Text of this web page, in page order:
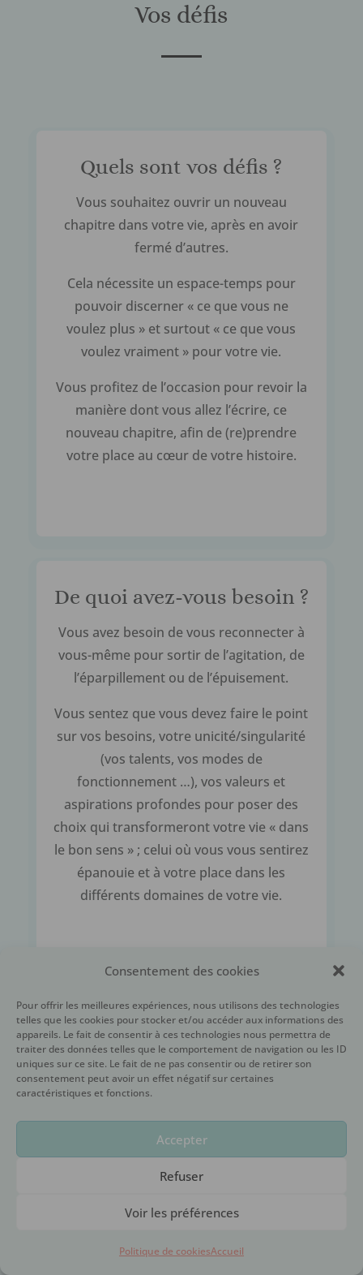
Consentement des cookies
Pour offrir les meilleures expériences, nous utilisons des technologies
telles que les cookies pour stocker et/ou accéder aux informations des
appareils. Le fait de consentir à ces technologies nous permettra de
traiter des données telles que le comportement de navigation ou les ID
uniques sur ce site. Le fait de ne pas consentir ou de retirer son
consentement peut avoir un effet négatif sur certaines
caractéristiques et fonctions.
Accepter
Refuser
Voir les préférences
Politique de cookiesAccueil
Vos défis
Quels sont vos défis ?
Vous souhaitez ouvrir un nouveau
chapitre dans votre vie, après en avoir
fermé d’autres.
Cela nécessite un espace-temps pour
pouvoir discerner « ce que vous ne
voulez plus » et surtout « ce que vous
voulez vraiment » pour votre vie.
Vous profitez de l’occasion pour revoir la
manière dont vous allez l’écrire, ce
nouveau chapitre, afin de (re)prendre
votre place au cœur de votre histoire.
De quoi avez-vous besoin ?
Vous avez besoin de vous reconnecter à
vous-même pour sortir de l’agitation, de
l’éparpillement ou de l’épuisement.
Vous sentez que vous devez faire le point
sur vos besoins, votre unicité/singularité
(vos talents, vos modes de
fonctionnement …), vos valeurs et
aspirations profondes pour poser des
choix qui transformeront votre vie « dans
le bon sens » ; celui où vous vous sentirez
épanouie et à votre place dans les
différents domaines de votre vie.